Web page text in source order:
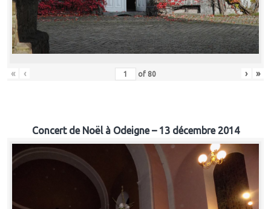
« ‹ of 80 › »
Concert de Noël à Odeigne – 13 décembre 2014